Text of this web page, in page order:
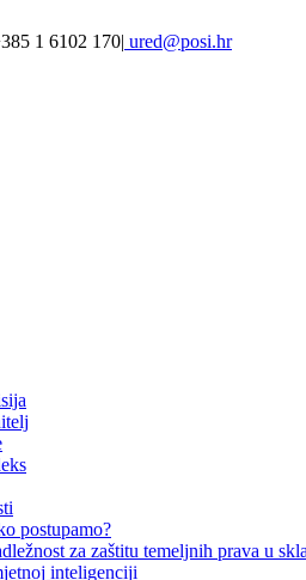
1 6102 170| ured@posi.hr
postupamo?
za zaštitu temeljnih prava u
inteligenciji